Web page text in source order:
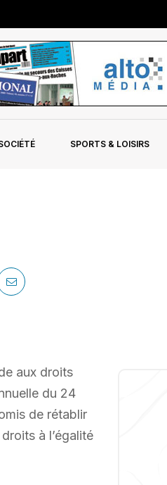
SPORTS & LOISIRS
aux droits
du 24
de rétablir
à l’égalité